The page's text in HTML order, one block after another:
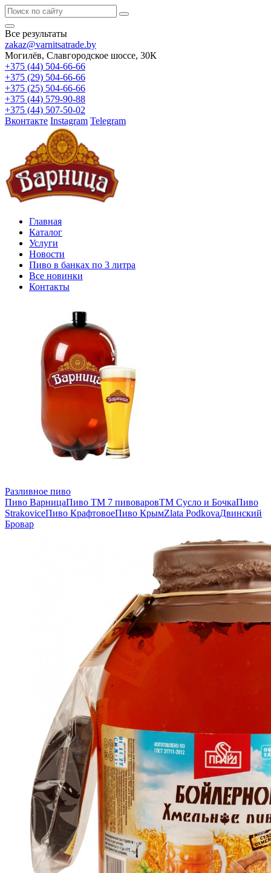
Все результаты
zakaz@varnitsatrade.by
Могилёв, Славгородское шоссе, 30К
+375 (44) 504-66-66
+375 (29) 504-66-66
+375 (25) 504-66-66
+375 (44) 579-90-88
+375 (44) 507-50-02
Вконтакте Instagram Telegram
Главная
Каталог
Услуги
Новости
Пиво в банках по 3 литра
Все новинки
Контакты
Разливное пиво
Пиво ВарницаПиво ТМ 7 пивоваровТМ Сусло и БочкаПиво
StrakoviceПиво КрафтовоеПиво КрымZlata PodkovaДвинский
Бровар